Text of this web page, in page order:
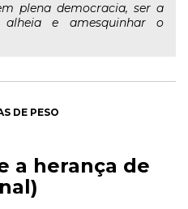
plena democracia, ser a
e amesquinhar o
DE PESO
a herança de